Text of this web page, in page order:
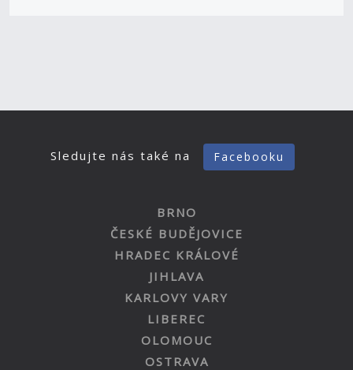
Sledujte nás také na Facebooku
BRNO
ČESKÉ BUDĚJOVICE
HRADEC KRÁLOVÉ
JIHLAVA
KARLOVY VARY
LIBEREC
OLOMOUC
OSTRAVA